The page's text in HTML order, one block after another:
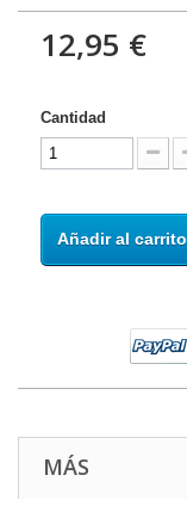
12,95 €
Cantidad
Añadir al carrito
MÁS